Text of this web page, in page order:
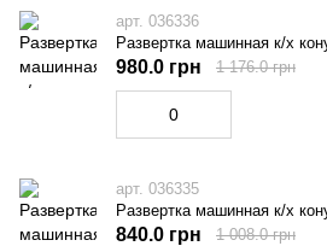
арт. 036336
Развертка машинная к/х
980.0 грн 1 176.0 грн
арт. 036335
Развертка машинная к/х
840.0 грн 1 008.0 грн